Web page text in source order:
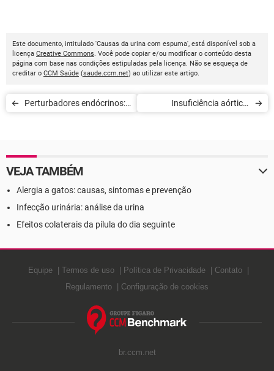
Este documento, intitulado 'Causas da urina com espuma', está disponível sob a
licença Creative Commons. Você pode copiar e/ou modificar o conteúdo desta
página com base nas condições estipuladas pela licença. Não se esqueça de
creditar o CCM Saúde (saude.ccm.net) ao utilizar este artigo.
Perturbadores endócrinos:
Insuficiência aórtica:
VEJA TAMBÉM
Alergia a gatos: causas, sintomas e prevenção
Infecção urinária: análise da urina
Efeitos colaterais da pílula do dia seguinte
Equipe Termos de uso Política de Privacidade
Contato
Regulamento
Configuração de cookies
br.ccm.net